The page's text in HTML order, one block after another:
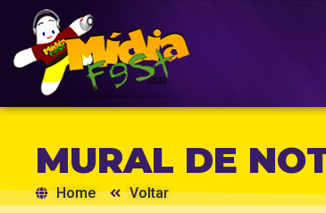
MURAL DE
Home Voltar